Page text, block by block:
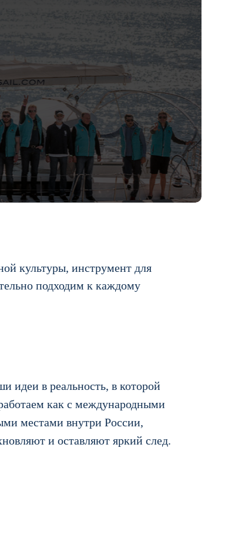
культуры, инструмент для
подходим к каждому
идеи в реальность, в которой
как с международными
местами внутри России,
и оставляют яркий след.